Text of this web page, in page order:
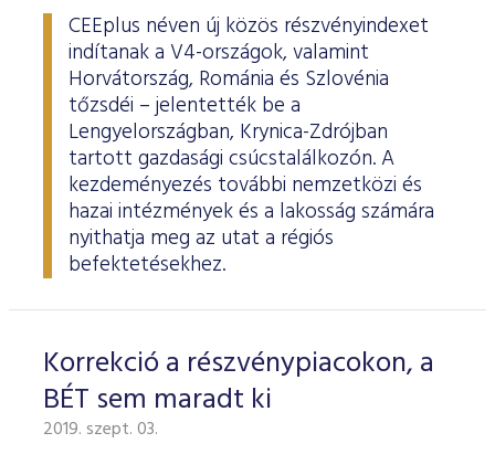
CEEplus néven új közös részvényindexet
indítanak a V4-országok, valamint
Horvátország, Románia és Szlovénia
tőzsdéi – jelentették be a
Lengyelországban, Krynica-Zdrójban
tartott gazdasági csúcstalálkozón. A
kezdeményezés további nemzetközi és
hazai intézmények és a lakosság számára
nyithatja meg az utat a régiós
befektetésekhez.
Korrekció a részvénypiacokon, a
BÉT sem maradt ki
2019. szept. 03.